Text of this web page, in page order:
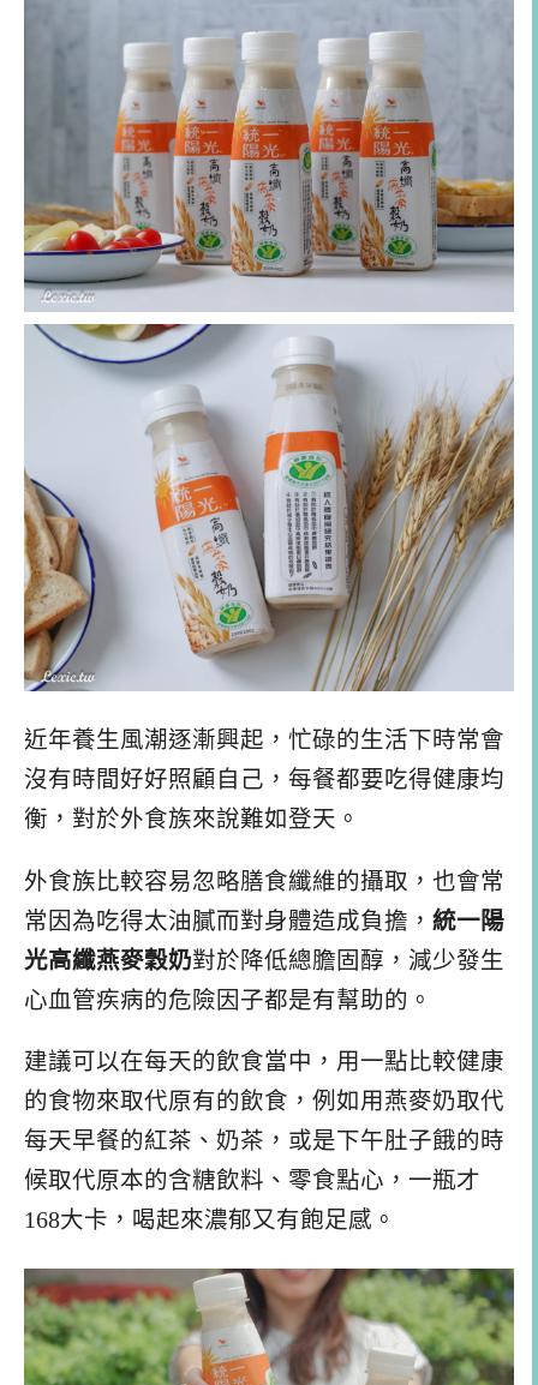
近年養生風潮逐漸興起，忙碌的生活下時常會
沒有時間好好照顧自己，每餐都要吃得健康均
衡，對於外食族來說難如登天。
外食族比較容易忽略膳食纖維的攝取，也會常
常因為吃得太油膩而對身體造成負擔， 統一陽
光高纖燕麥穀奶對於降低總膽固醇，減少發生
心血管疾病的危險因子都是有幫助的。
建議可以在每天的飲食當中，用一點比較健康
的食物來取代原有的飲食，例如用燕麥奶取代
每天早餐的紅茶、奶茶，或是下午肚子餓的時
候取代原本的含糖飲料、零食點心，一瓶才
168大卡，喝起來濃郁又有飽足感。